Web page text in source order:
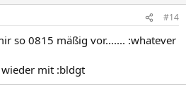
#14
so 0815 mäßig vor....... :whatever
wieder mit :bldgt